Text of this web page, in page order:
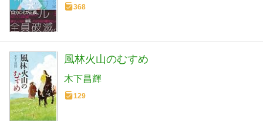
368
風林火山のむすめ
木下昌輝
129